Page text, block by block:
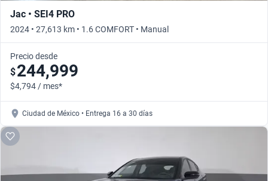
Jac • SEI4 PRO
2024 • 27,613 km • 1.6 COMFORT • Manual
Precio desde
$244,999
$4,794 / mes*
Ciudad de México • Entrega 16 a 30 días